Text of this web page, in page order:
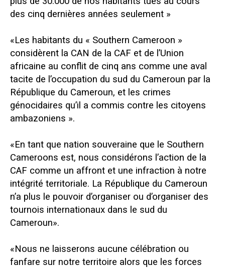
des cinq dernières années seulement »
«Les habitants du « Southern Cameroon »
considèrent la CAN de la CAF et de l’Union
africaine au conflit de cinq ans comme une aval
tacite de l’occupation du sud du Cameroun par la
République du Cameroun, et les crimes
génocidaires qu’il a commis contre les citoyens
ambazoniens ».
«En tant que nation souveraine que le Southern
Cameroons est, nous considérons l’action de la
CAF comme un affront et une infraction à notre
intégrité territoriale. La République du Cameroun
n’a plus le pouvoir d’organiser ou d’organiser des
tournois internationaux dans le sud du
Cameroun».
«Nous ne laisserons aucune célébration ou
fanfare sur notre territoire alors que les forces